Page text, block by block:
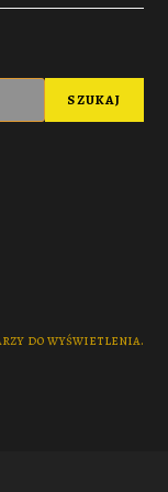
SZUKAJ
do wyświetlenia.